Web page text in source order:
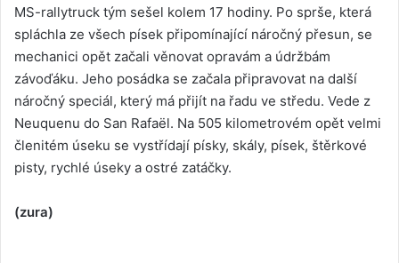
MS-rallytruck tým sešel kolem 17 hodiny. Po sprše, která
spláchla ze všech písek připomínající náročný přesun, se
mechanici opět začali věnovat opravám a údržbám
závoďáku. Jeho posádka se začala připravovat na další
náročný speciál, který má přijít na řadu ve středu. Vede z
Neuquenu do San Rafaël. Na 505 kilometrovém opět velmi
členitém úseku se vystřídají písky, skály, písek, štěrkové
pisty, rychlé úseky a ostré zatáčky.
(zura)